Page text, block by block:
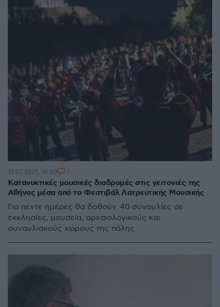
Κατανυκτικές μουσικές διαδρομές στις γειτονιές της
Αθήνας μέσα από το Φεστιβάλ Λατρευτικής Μουσικής
Για πέντε ημέρες θα δοθούν 40 συναυλίες σε
εκκλησίες, μουσεία, αρχαιολογικούς και
συναυλιακούς χώρους της πόλης
31.03.2025, 18:00 1